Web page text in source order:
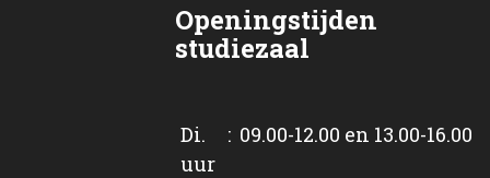
Openingstijden
studiezaal
Di. : 09.00-12.00 en 13.00-16.00
uur